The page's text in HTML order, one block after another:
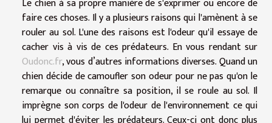
faire ces choses. Il y a plusieurs raisons qui l'amènent à se
rouler au sol. L'une des raisons est l'odeur qu'il essaye de
cacher vis à vis de ces prédateurs. En vous rendant sur
Oudonc.fr, vous d’autres informations diverses. Quand un
chien décide de camoufler son odeur pour ne pas qu'on le
remarque ou connaître sa position, il se roule au sol. Il
imprègne son corps de l'odeur de l'environnement ce qui